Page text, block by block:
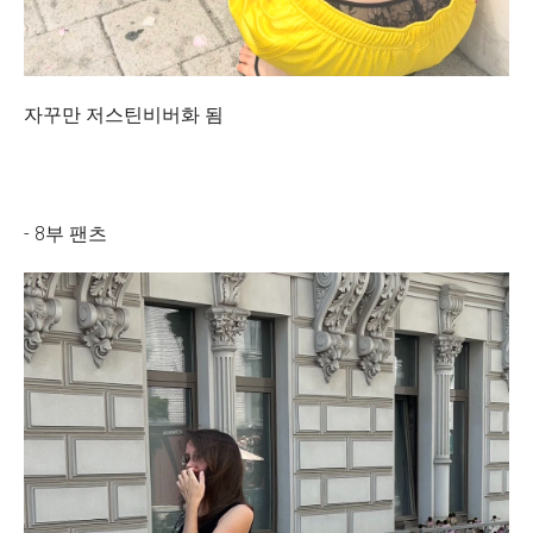
자꾸만 저스틴비버화 됨
- 8부 팬츠